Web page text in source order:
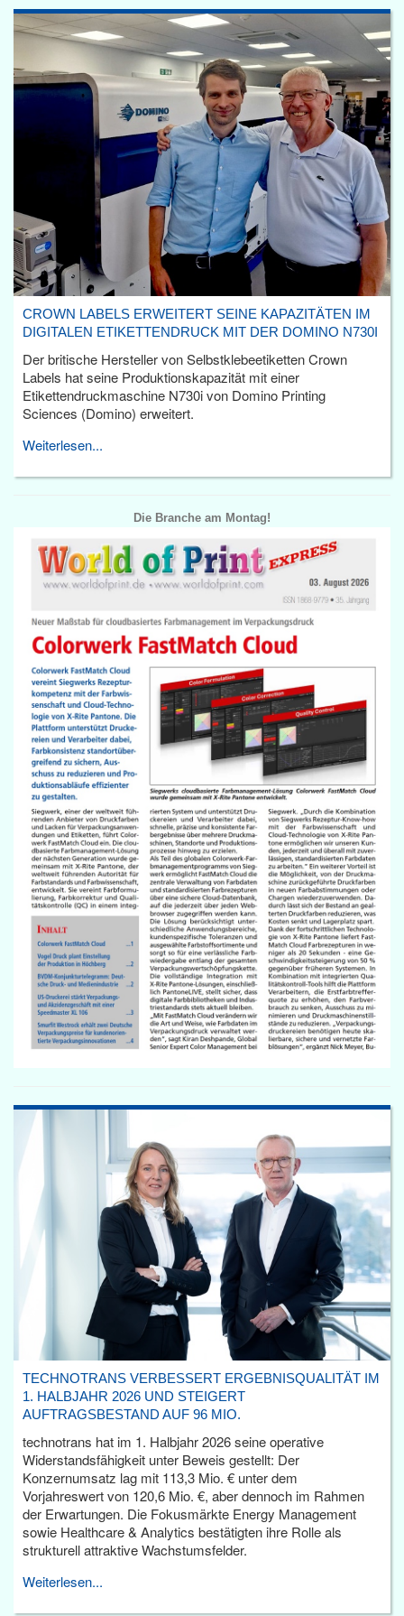
CROWN LABELS ERWEITERT SEINE KAPAZITÄTEN IM
DIGITALEN ETIKETTENDRUCK MIT DER DOMINO N730I
Der britische Hersteller von Selbstklebeetiketten Crown
Labels hat seine Produktionskapazität mit einer
Etikettendruckmaschine N730i von Domino Printing
Sciences (Domino) erweitert.
Weiterlesen...
Die Branche am Montag!
TECHNOTRANS VERBESSERT ERGEBNISQUALITÄT IM
1. HALBJAHR 2026 UND STEIGERT
AUFTRAGSBESTAND AUF 96 MIO.
technotrans hat im 1. Halbjahr 2026 seine operative
Widerstandsfähigkeit unter Beweis gestellt: Der
Konzernumsatz lag mit 113,3 Mio. € unter dem
Vorjahreswert von 120,6 Mio. €, aber dennoch im Rahmen
der Erwartungen. Die Fokusmärkte Energy Management
sowie Healthcare & Analytics bestätigten ihre Rolle als
strukturell attraktive Wachstumsfelder.
Weiterlesen...